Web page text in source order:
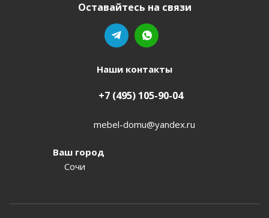
Оставайтесь на связи
Наши контакты
+7 (495) 105-90-04
mebel-domu@yandex.ru
Ваш город
Сочи